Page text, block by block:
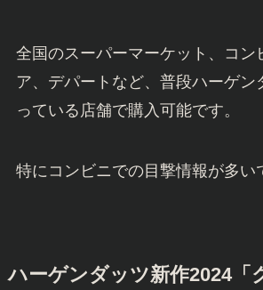
全国のスーパーマーケット、コン
ア、デパートなど、普段ハーゲン
っている店舗で購入可能です。
特にコンビニでの目撃情報が多い
ハーゲンダッツ新作2024「